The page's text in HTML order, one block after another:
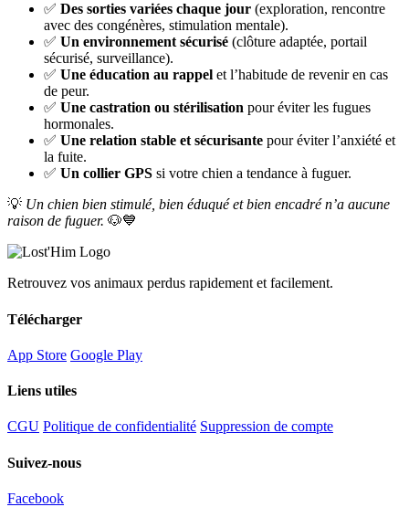
✅ Des sorties variées chaque jour (exploration, rencontre
avec des congénères, stimulation mentale).
✅ Un environnement sécurisé (clôture adaptée, portail
sécurisé, surveillance).
✅ Une éducation au rappel et l’habitude de revenir en cas
de peur.
✅ Une castration ou stérilisation pour éviter les fugues
hormonales.
✅ Une relation stable et sécurisante pour éviter l’anxiété et
la fuite.
✅ Un collier GPS si votre chien a tendance à fuguer.
💡 Un chien bien stimulé, bien éduqué et bien encadré n’a aucune
raison de fuguer. 🐶💙
Retrouvez vos animaux perdus rapidement et facilement.
Télécharger
App Store Google Play
Liens utiles
CGU Politique de confidentialité Suppression de compte
Suivez-nous
Facebook